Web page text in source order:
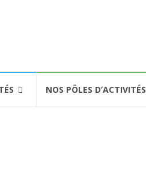
NOS PÔLES D’ACTIVITÉS